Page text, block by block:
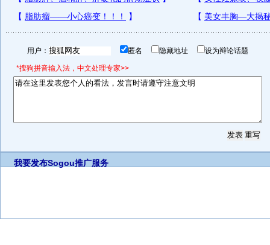
用户： 匿名 隐藏地址 设为辩论话题
*搜狗拼音输入法，中文处理专家>>
我要发布Sogou推广服务